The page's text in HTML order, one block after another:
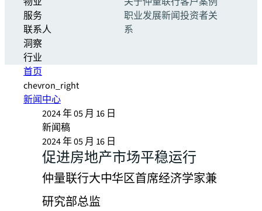
服务
联系人
洞察
行业
职业发展新闻投资者关
系
首页
chevron_right
新闻中心
2024 年 05 月 16 日
新闻稿
2024 年 05 月 16 日
促进房地产市场平稳运行
仲量联行大中华区首席经济学家兼
研究部总监